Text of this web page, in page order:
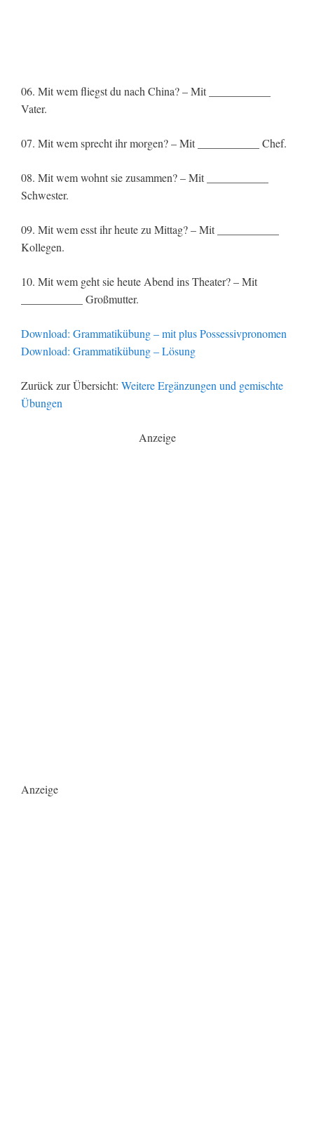
06. Mit wem fliegst du nach China? – Mit ___________
Vater.
07. Mit wem sprecht ihr morgen? – Mit ___________ Chef.
08. Mit wem wohnt sie zusammen? – Mit ___________
Schwester.
09. Mit wem esst ihr heute zu Mittag? – Mit ___________
Kollegen.
10. Mit wem geht sie heute Abend ins Theater? – Mit
___________ Großmutter.
Download: Grammatikübung – mit plus Possessivpronomen
Download: Grammatikübung – Lösung
Zurück zur Übersicht: Weitere Ergänzungen und gemischte
Übungen
Anzeige
Anzeige